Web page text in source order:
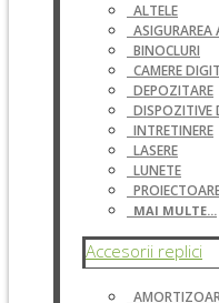
ALTELE
ASIGURAREA
BINOCLURI
CAMERE
DEPOZITARE
DISPOZITIVE
INTRETINERE
LASERE
LUNETE
MAI MULTE...
Accesorii replici